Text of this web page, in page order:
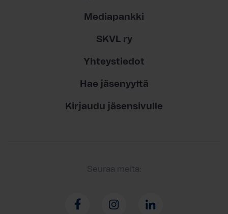
Mediapankki
SKVL ry
Yhteystiedot
Hae jäsenyyttä
Kirjaudu jäsensivulle
Seuraa meitä: